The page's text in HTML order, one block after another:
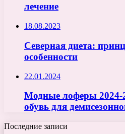
лечение
18.08.2023
Северная диета:
особенности
22.01.2024
Модные лоферы 2024-
обувь для
Последние записи